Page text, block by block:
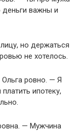
важны и
но держаться
не хотелось.
ровно. — Я
ипотеку,
— Мужчина